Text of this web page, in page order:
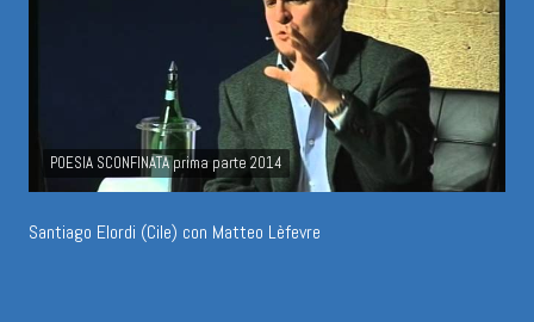
POESIA SCONFINATA prima parte 2014
Santiago Elordi (Cile) con Matteo Lèfevre